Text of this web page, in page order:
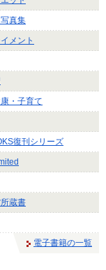
真集
メント
・子育て
復刊シリーズ
蔵書
電子書籍の一覧